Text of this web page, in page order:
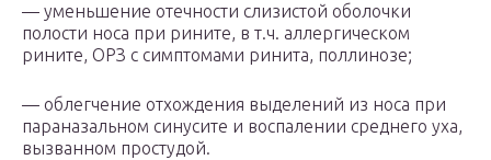
— уменьшение отечности слизистой оболочки
полости носа при рините, в т.ч. аллергическом
рините, ОРЗ с симптомами ринита, поллинозе;
— облегчение отхождения выделений из носа при
параназальном синусите и воспалении среднего уха,
вызванном простудой.